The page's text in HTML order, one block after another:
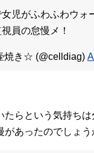
児がふわふわウォ
員の怠慢メ！
き☆ (@celldiag)
たらという気持ち
があったのでしょう